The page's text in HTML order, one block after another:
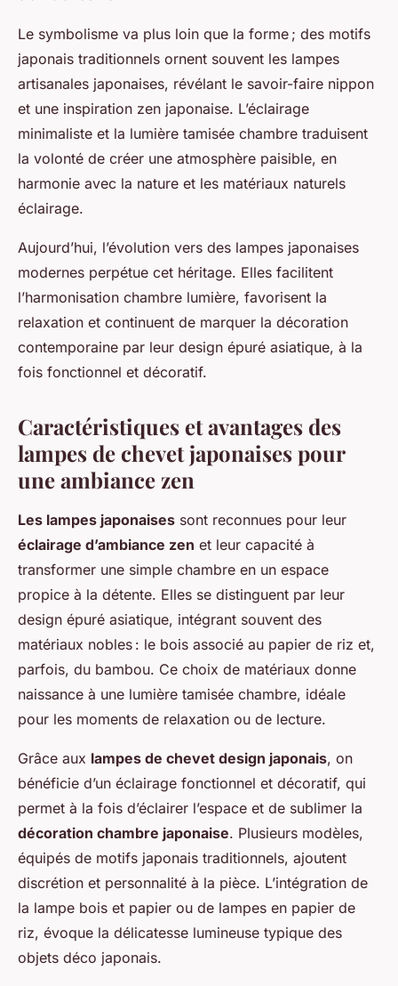
Le symbolisme va plus loin que la forme ; des motifs
japonais traditionnels ornent souvent les lampes
artisanales japonaises, révélant le savoir-faire nippon
et une inspiration zen japonaise. L’éclairage
minimaliste et la lumière tamisée chambre traduisent
la volonté de créer une atmosphère paisible, en
harmonie avec la nature et les matériaux naturels
éclairage.
Aujourd’hui, l’évolution vers des lampes japonaises
modernes perpétue cet héritage. Elles facilitent
l’harmonisation chambre lumière, favorisent la
relaxation et continuent de marquer la décoration
contemporaine par leur design épuré asiatique, à la
fois fonctionnel et décoratif.
Caractéristiques et avantages des
lampes de chevet japonaises pour
une ambiance zen
Les lampes japonaises sont reconnues pour leur
éclairage d’ambiance zen et leur capacité à
transformer une simple chambre en un espace
propice à la détente. Elles se distinguent par leur
design épuré asiatique, intégrant souvent des
matériaux nobles : le bois associé au papier de riz et,
parfois, du bambou. Ce choix de matériaux donne
naissance à une lumière tamisée chambre, idéale
pour les moments de relaxation ou de lecture.
Grâce aux lampes de chevet design japonais, on
bénéficie d’un éclairage fonctionnel et décoratif, qui
permet à la fois d’éclairer l’espace et de sublimer la
décoration chambre japonaise. Plusieurs modèles,
équipés de motifs japonais traditionnels, ajoutent
discrétion et personnalité à la pièce. L’intégration de
la lampe bois et papier ou de lampes en papier de
riz, évoque la délicatesse lumineuse typique des
objets déco japonais.